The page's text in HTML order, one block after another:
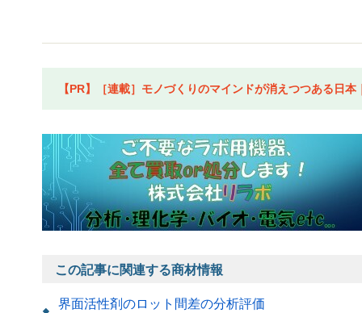
【PR】［連載］モノづくりのマインドが消えつつある日
この記事に関連する商材情報
界面活性剤のロット間差の分析評価